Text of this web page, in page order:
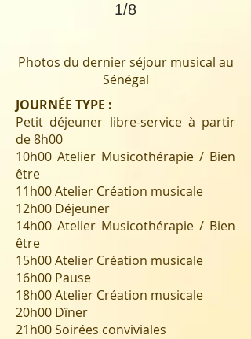
1/8
Photos du dernier séjour musical au
Sénégal
JOURNÉE TYPE :
Petit déjeuner libre-service à partir
de 8h00
10h00 Atelier Musicothérapie / Bien
être
11h00 Atelier Création musicale
12h00 Déjeuner
14h00 Atelier Musicothérapie / Bien
être
15h00 Atelier Création musicale
16h00 Pause
18h00 Atelier Création musicale
20h00 Dîner
21h00 Soirées conviviales